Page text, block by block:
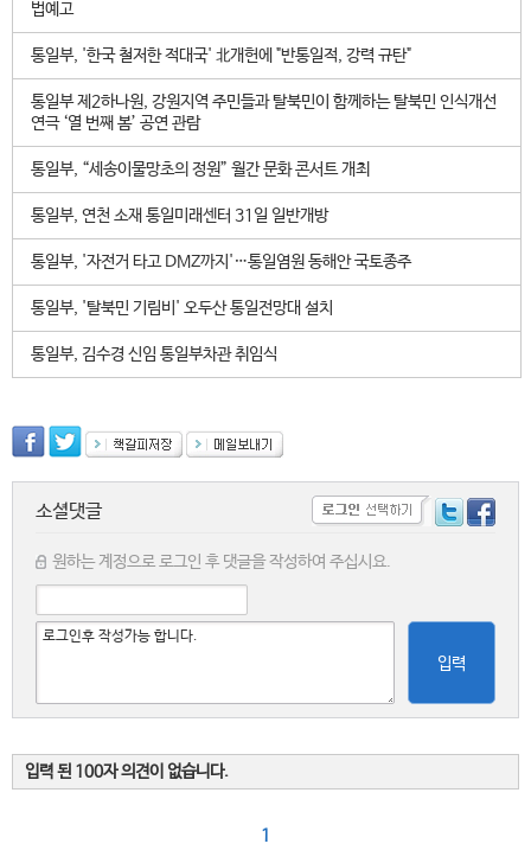
법예고
통일부, '한국 철저한 적대국' 北개헌에 "반통일적, 강력 규탄"
통일부 제2하나원, 강원지역 주민들과 탈북민이 함께하는 탈북민 인식개선
연극 ‘열 번째 봄’ 공연 관람
통일부, “세송이물망초의 정원” 월간 문화 콘서트 개최
통일부, 연천 소재 통일미래센터 31일 일반개방
통일부, '자전거 타고 DMZ까지'…통일염원 동해안 국토종주
통일부, '탈북민 기림비' 오두산 통일전망대 설치
통일부, 김수경 신임 통일부차관 취임식
소셜댓글
원하는 계정으로 로그인 후 댓글을 작성하여 주십시요.
입력
입력 된 100자 의견이 없습니다.
1